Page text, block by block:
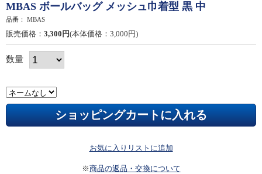
MBAS ボールバッグ メッシュ巾着型 黒 中
品番： MBAS
販売価格： 3,300円(本体価格：3,000円)
数量
お気に入りリストに追加
※商品の返品・交換について